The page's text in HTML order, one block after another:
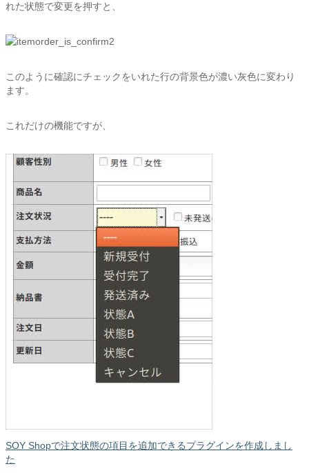
れた状態で変更を押すと、
このように確認にチェックをいれた行の背景色が濃い灰色に変わり
ます。
これだけの機能ですが、
SOY Shopで注文状態の項目を追加できるプラグインを作成しまし
た